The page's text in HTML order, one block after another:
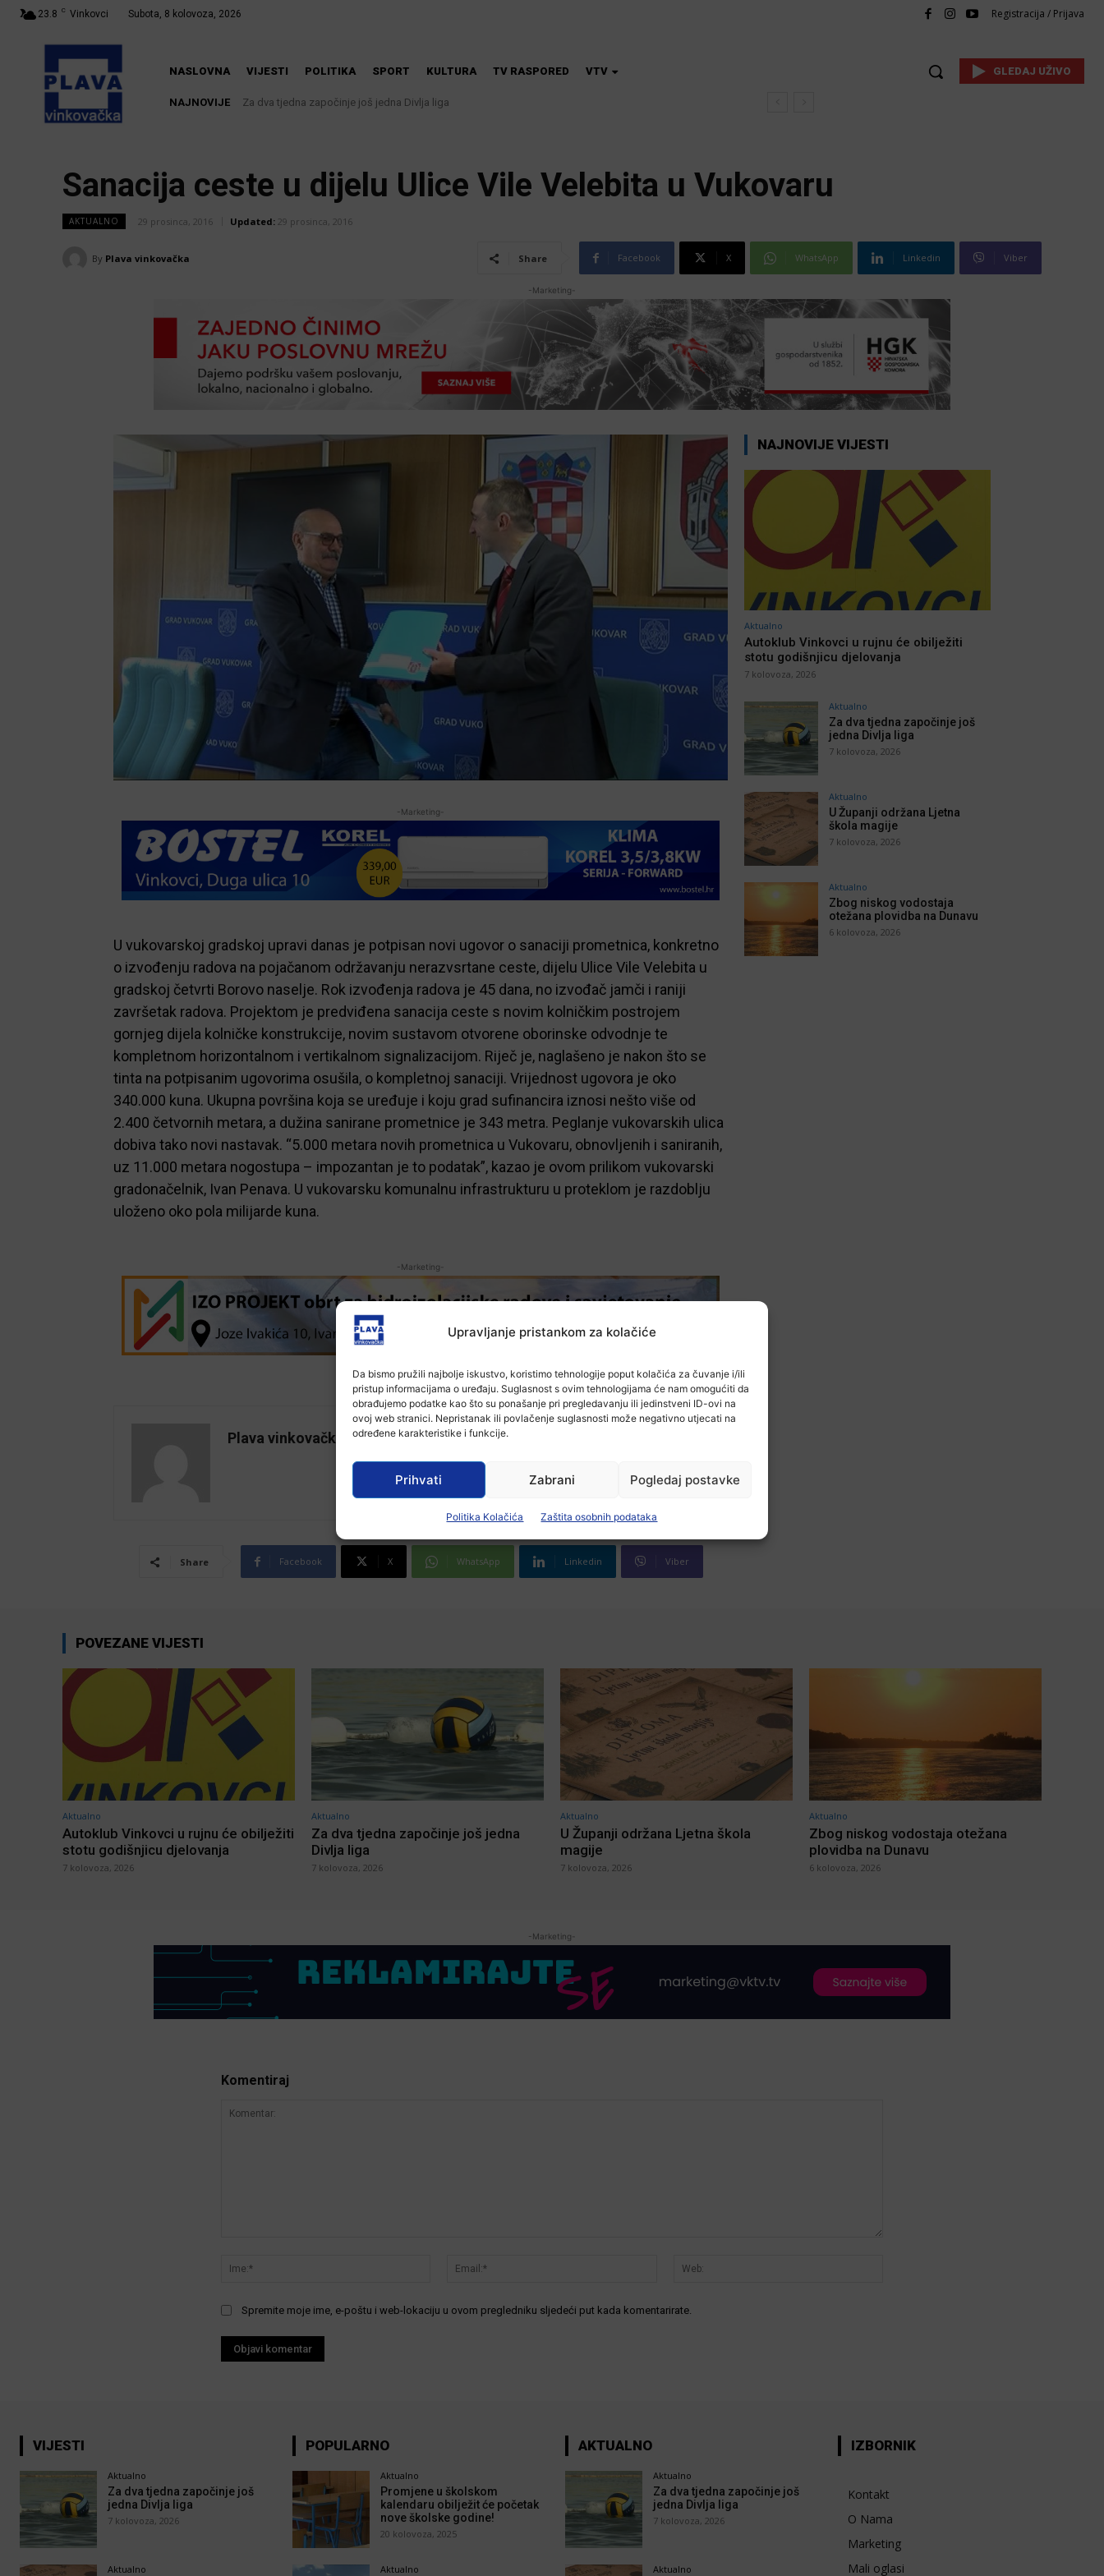
Upravljanje pristankom za kolačiće
Da bismo pružili najbolje iskustvo, koristimo tehnologije poput kolačića za čuvanje i/ili
pristup informacijama o uređaju. Suglasnost s ovim tehnologijama će nam omogućiti da
obrađujemo podatke kao što su ponašanje pri pregledavanju ili jedinstveni ID-ovi na
ovoj web stranici. Nepristanak ili povlačenje suglasnosti može negativno utjecati na
određene karakteristike i funkcije.
Prihvati Zabrani Pogledaj postavke
Politika Kolačića Zaštita osobnih podataka
Registracija / Prijava
23.8 C Vinkovci Subota, 8 kolovoza, 2026
NASLOVNA VIJESTI POLITIKA SPORT KULTURA TV RASPORED VTV
NAJNOVIJE Za dva tjedna započinje još jedna Divlja liga
GLEDAJ UŽIVO
Sanacija ceste u dijelu Ulice Vile Velebita u Vukovaru
AKTUALNO 29 prosinca, 2016 Updated: 29 prosinca, 2016
By Plava vinkovačka Share Facebook X WhatsApp Linkedin Viber
-Marketing-
-Marketing-
U vukovarskoj gradskoj upravi danas je potpisan novi ugovor o sanaciji prometnica, konkretno
o izvođenju radova na pojačanom održavanju nerazvsrtane ceste, dijelu Ulice Vile Velebita u
gradskoj četvrti Borovo naselje. Rok izvođenja radova je 45 dana, no izvođač jamči i raniji
završetak radova. Projektom je predviđena sanacija ceste s novim kolničkim postrojem
gornjeg dijela kolničke konstrukcije, novim sustavom otvorene oborinske odvodnje te
kompletnom horizontalnom i vertikalnom signalizacijom. Riječ je, naglašeno je nakon što se
tinta na potpisanim ugovorima osušila, o kompletnoj sanaciji. Vrijednost ugovora je oko
340.000 kuna. Ukupna površina koja se uređuje i koju grad sufinancira iznosi nešto više od
2.400 četvornih metara, a dužina sanirane prometnice je 343 metra. Peglanje vukovarskih ulica
dobiva tako novi nastavak. “5.000 metara novih prometnica u Vukovaru, obnovljenih i saniranih,
uz 11.000 metara nogostupa – impozantan je to podatak”, kazao je ovom prilikom vukovarski
gradonačelnik, Ivan Penava. U vukovarsku komunalnu infrastrukturu u proteklom je razdoblju
uloženo oko pola milijarde kuna.
-Marketing-
Plava vinkovačka
Share Facebook X WhatsApp Linkedin Viber
NAJNOVIJE VIJESTI
Aktualno
Autoklub Vinkovci u rujnu će obilježiti
stotu godišnjicu djelovanja
7 kolovoza, 2026
Aktualno
Za dva tjedna započinje još
jedna Divlja liga
7 kolovoza, 2026
Aktualno
U Županji održana Ljetna
škola magije
7 kolovoza, 2026
Aktualno
Zbog niskog vodostaja
otežana plovidba na Dunavu
6 kolovoza, 2026
POVEZANE VIJESTI
Aktualno
Autoklub Vinkovci u rujnu će obilježiti
stotu godišnjicu djelovanja
7 kolovoza, 2026
Aktualno
Za dva tjedna započinje još jedna
Divlja liga
7 kolovoza, 2026
Aktualno
U Županji održana Ljetna škola
magije
7 kolovoza, 2026
Aktualno
Zbog niskog vodostaja otežana
plovidba na Dunavu
6 kolovoza, 2026
-Marketing-
Komentiraj
Ime:*
Email:*
Spremite moje ime, e-poštu i web-lokaciju u ovom pregledniku sljedeći put kada komentarirate.
VIJESTI
Aktualno
Za dva tjedna započinje još
jedna Divlja liga
7 kolovoza, 2026
Aktualno
POPULARNO
Aktualno
Promjene u školskom
kalendaru obilježit će početak
nove školske godine!
20 kolovoza, 2025
Aktualno
AKTUALNO
Aktualno
Za dva tjedna započinje još
jedna Divlja liga
7 kolovoza, 2026
Aktualno
IZBORNIK
Kontakt
O Nama
Marketing
Mali oglasi